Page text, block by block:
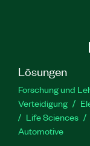
Offline-
erstellen
die Regelung
Testaktoren
Lösungen
Forschung und
Verteidigung
Life Sciences
Automotive